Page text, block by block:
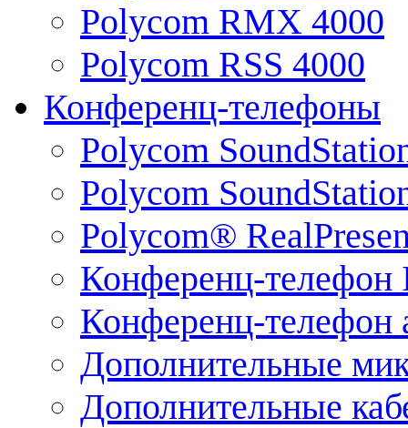
Polycom RMX 4000
Polycom RSS 4000
Конференц-телефоны
Polycom
Polycom
Polycom®
Конференц-телефон
Конференц-телефон
Дополнительные
Дополнительные